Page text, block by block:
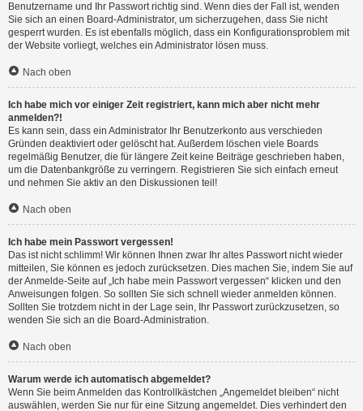
Benutzername und Ihr Passwort richtig sind. Wenn dies der Fall ist, wenden
Sie sich an einen Board-Administrator, um sicherzugehen, dass Sie nicht
gesperrt wurden. Es ist ebenfalls möglich, dass ein Konfigurationsproblem mit
der Website vorliegt, welches ein Administrator lösen muss.
Nach oben
Ich habe mich vor einiger Zeit registriert, kann mich aber nicht mehr
anmelden?!
Es kann sein, dass ein Administrator Ihr Benutzerkonto aus verschieden
Gründen deaktiviert oder gelöscht hat. Außerdem löschen viele Boards
regelmäßig Benutzer, die für längere Zeit keine Beiträge geschrieben haben,
um die Datenbankgröße zu verringern. Registrieren Sie sich einfach erneut
und nehmen Sie aktiv an den Diskussionen teil!
Nach oben
Ich habe mein Passwort vergessen!
Das ist nicht schlimm! Wir können Ihnen zwar Ihr altes Passwort nicht wieder
mitteilen, Sie können es jedoch zurücksetzen. Dies machen Sie, indem Sie auf
der Anmelde-Seite auf „Ich habe mein Passwort vergessen“ klicken und den
Anweisungen folgen. So sollten Sie sich schnell wieder anmelden können.
Sollten Sie trotzdem nicht in der Lage sein, Ihr Passwort zurückzusetzen, so
wenden Sie sich an die Board-Administration.
Nach oben
Warum werde ich automatisch abgemeldet?
Wenn Sie beim Anmelden das Kontrollkästchen „Angemeldet bleiben“ nicht
auswählen, werden Sie nur für eine Sitzung angemeldet. Dies verhindert den